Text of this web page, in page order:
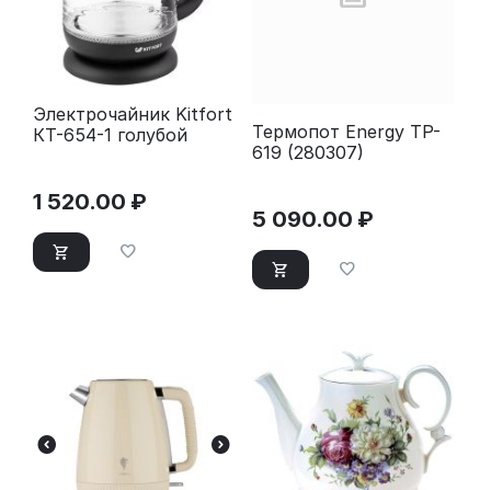
Электрочайник Kitfort
КТ-654-1 голубой
1 520.00 ₽
Термопот Energy TP-
619 (280307)
5 090.00 ₽